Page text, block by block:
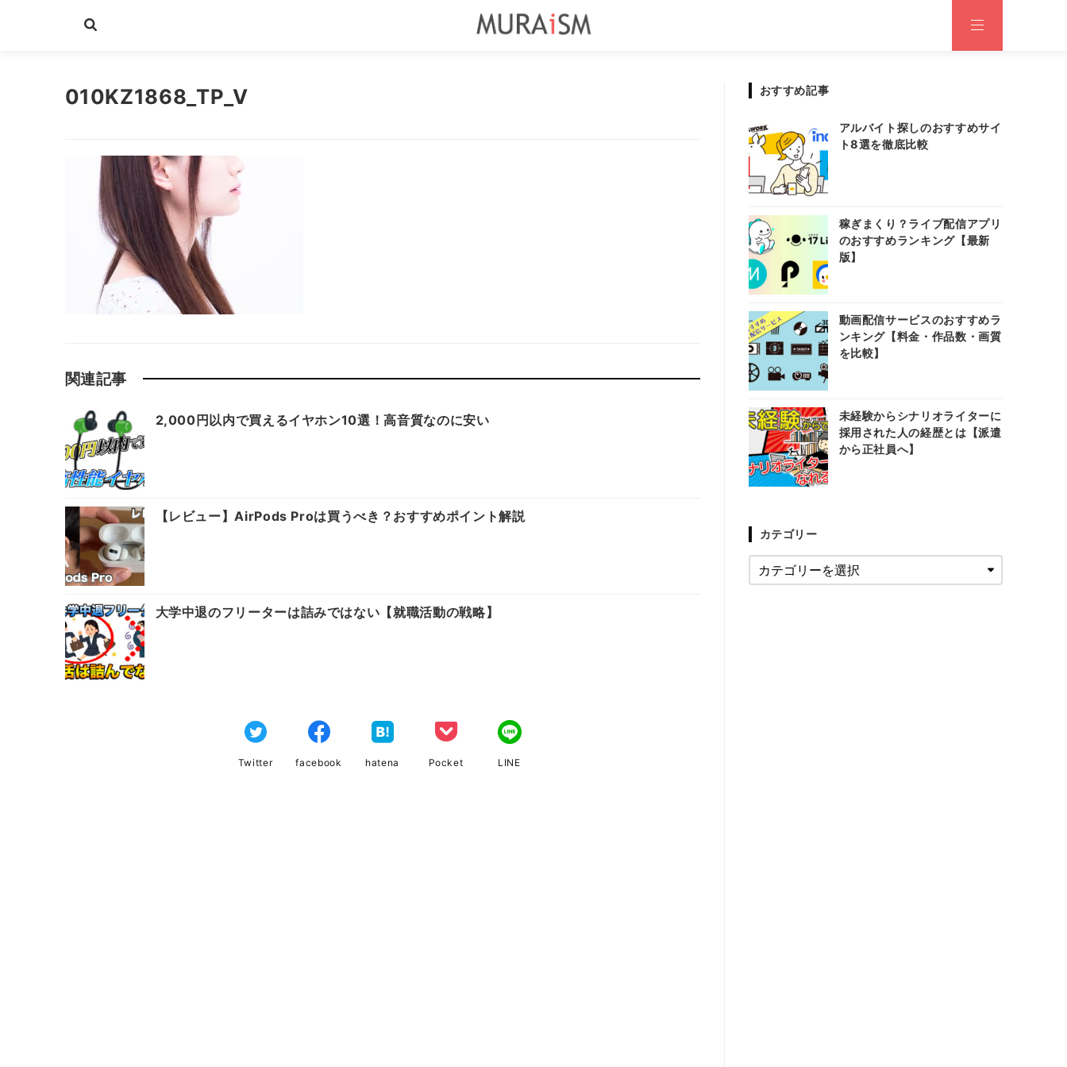
010KZ1868_TP_V
関連記事
2,000円以内で買えるイヤホン10選！高音質なのに安い
【レビュー】AirPods Proは買うべき？おすすめポイント解説
大学中退のフリーターは詰みではない【就職活動の戦略】
Twitter facebook hatena Pocket LINE
おすすめ記事
アルバイト探しのおすすめサイ
ト8選を徹底比較
稼ぎまくり？ライブ配信アプリ
のおすすめランキング【最新
版】
動画配信サービスのおすすめラ
ンキング【料金・作品数・画質
を比較】
未経験からシナリオライターに
採用された人の経歴とは【派遣
から正社員へ】
カテゴリー